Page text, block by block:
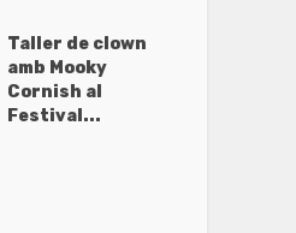
Taller de clown
amb Mooky
Cornish al
Festival...